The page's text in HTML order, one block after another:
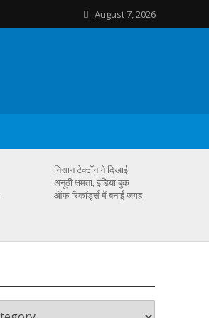
August 7, 2026
निसान टेक्टॉन ने दिखाई
अनूठी क्षमता, इंडिया बुक
ऑफ रिकॉर्ड्स में बनाई जगह